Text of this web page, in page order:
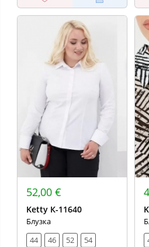
52,00 €
Ketty К-11640
Блузка
44
46 52 54